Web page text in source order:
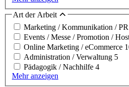
Art der Arbeit
Marketing / Kommunikation /
Events / Messe / Promotion /
Online Marketing / eCommerce
Administration / Verwaltung 5
Pädagogik / Nachhilfe 4
Mehr anzeigen